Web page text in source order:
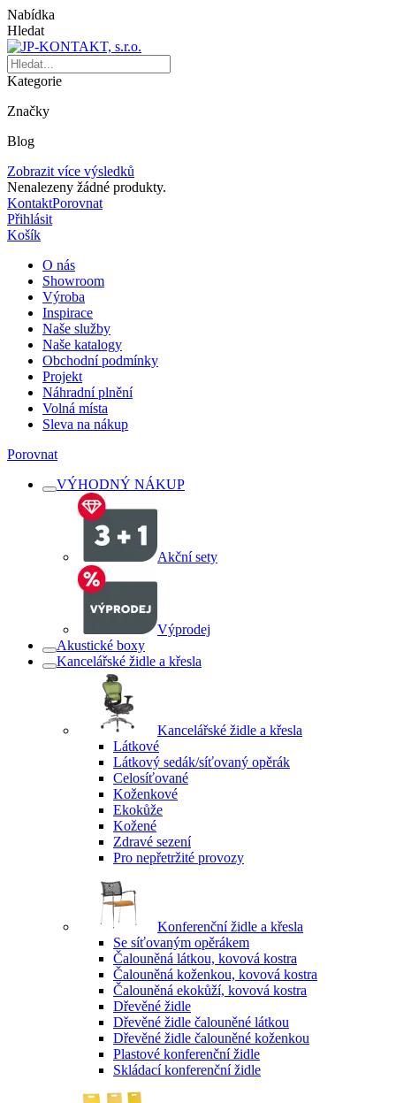
Nabídka
Hledat
Kategorie
Značky
Blog
Zobrazit více výsledků
Nenalezeny žádné produkty.
KontaktPorovnat
Přihlásit
Košík
O nás
Showroom
Výroba
Inspirace
Naše služby
Naše katalogy
Obchodní podmínky
Projekt
Náhradní plnění
Volná místa
Sleva na nákup
Porovnat
VÝHODNÝ NÁKUP
Akční sety
Výprodej
Akustické boxy
Kancelářské židle a křesla
Kancelářské židle a křesla
Látkové
Látkový sedák/síťovaný opěrák
Celosíťované
Koženkové
Ekokůže
Kožené
Zdravé sezení
Pro nepřetržité provozy
Konferenční židle a křesla
Se síťovaným opěrákem
Čalouněná látkou, kovová kostra
Čalouněná koženkou, kovová kostra
Čalouněná ekokůží, kovová kostra
Dřevěné židle
Dřevěné židle čalouněné látkou
Dřevěné židle čalouněné koženkou
Plastové konferenční židle
Skládací konferenční židle